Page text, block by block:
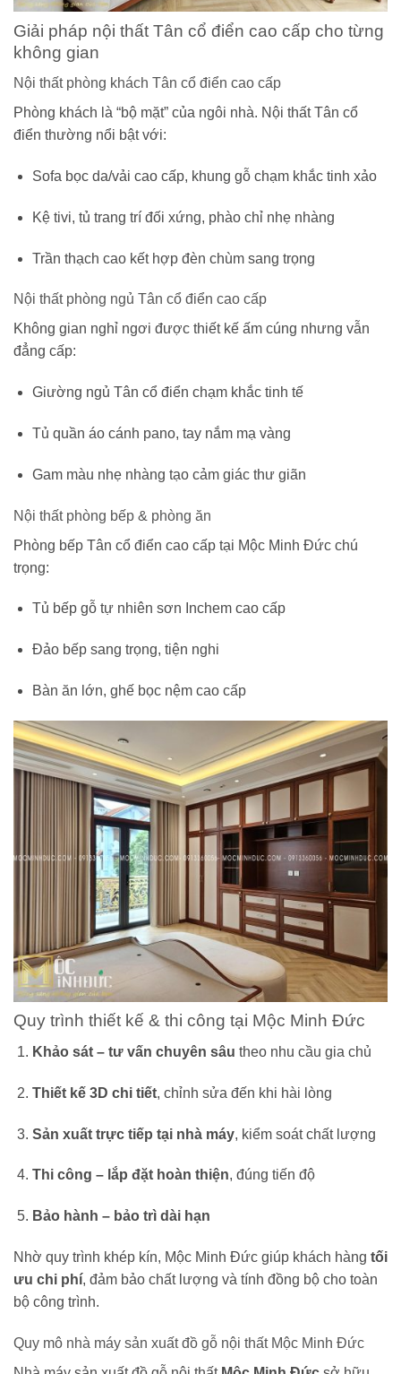
Giải pháp nội thất Tân cổ điển cao cấp cho từng
không gian
Nội thất phòng khách Tân cổ điển cao cấp
Phòng khách là “bộ mặt” của ngôi nhà. Nội thất Tân cổ
điển thường nổi bật với:
Sofa bọc da/vải cao cấp, khung gỗ chạm khắc tinh xảo
Kệ tivi, tủ trang trí đối xứng, phào chỉ nhẹ nhàng
Trần thạch cao kết hợp đèn chùm sang trọng
Nội thất phòng ngủ Tân cổ điển cao cấp
Không gian nghỉ ngơi được thiết kế ấm cúng nhưng vẫn
đẳng cấp:
Giường ngủ Tân cổ điển chạm khắc tinh tế
Tủ quần áo cánh pano, tay nắm mạ vàng
Gam màu nhẹ nhàng tạo cảm giác thư giãn
Nội thất phòng bếp & phòng ăn
Phòng bếp Tân cổ điển cao cấp tại Mộc Minh Đức chú
trọng:
Tủ bếp gỗ tự nhiên sơn Inchem cao cấp
Đảo bếp sang trọng, tiện nghi
Bàn ăn lớn, ghế bọc nệm cao cấp
Quy trình thiết kế & thi công tại Mộc Minh Đức
Khảo sát – tư vấn chuyên sâu theo nhu cầu gia chủ
Thiết kế 3D chi tiết, chỉnh sửa đến khi hài lòng
Sản xuất trực tiếp tại nhà máy, kiểm soát chất lượng
Thi công – lắp đặt hoàn thiện, đúng tiến độ
Bảo hành – bảo trì dài hạn
Nhờ quy trình khép kín, Mộc Minh Đức giúp khách hàng tối
ưu chi phí, đảm bảo chất lượng và tính đồng bộ cho toàn
bộ công trình.
Quy mô nhà máy sản xuất đồ gỗ nội thất Mộc Minh Đức